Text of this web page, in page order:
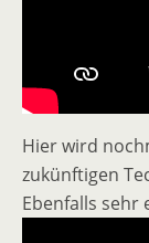
Hier wird
zukünftigen
Ebenfalls sehr